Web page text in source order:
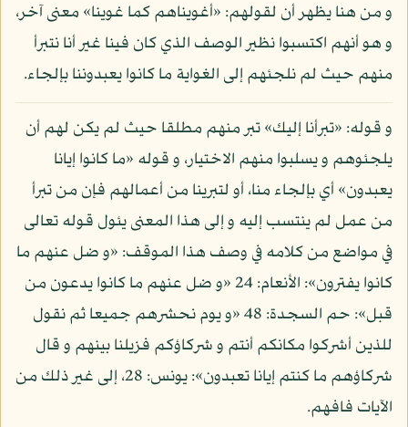
و من هنا يظهر أن لقولهم: «أغويناهم كما غوينا» معنى آخر،
و هو أنهم اكتسبوا نظير الوصف الذي كان فينا غير أنا نتبرأ
منهم حيث لم نلجئهم إلى الغواية ما كانوا يعبدوننا بإلجاء.
و قوله: «تبرأنا إليك» تبر منهم مطلقا حيث لم يكن لهم أن
يلجئوهم و يسلبوا منهم الاختيار، و قوله «ما كانوا إيانا
يعبدون» أي بإلجاء منا، أو لتبرينا من أعمالهم فإن من تبرأ
من عمل لم ينتسب إليه و إلى هذا المعنى يئول قوله تعالى
في مواضع من كلامه في وصف هذا الموقف: «و ضل عنهم ما
كانوا يفترون»: الأنعام: 24 «و ضل عنهم ما كانوا يدعون من
قبل»: حم السجدة: 48 «و يوم نحشرهم جميعا ثم نقول
للذين أشركوا مكانكم أنتم و شركاؤكم فزيلنا بينهم و قال
شركاؤهم ما كنتم إيانا تعبدون»: يونس: 28، إلى غير ذلك من
الآيات فافهم.